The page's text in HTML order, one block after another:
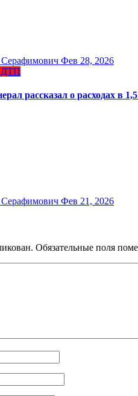
Фев 28, 2026
ДТП
рассказал о расходах в
Фев 21, 2026
Обязательные поля